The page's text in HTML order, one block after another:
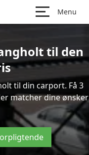
Menu
til den
til din carport. Få 3
matcher dine ønsker